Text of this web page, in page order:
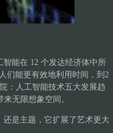
能在 12 个发达经济体中所
们能更有效地利用时间，到2
：人工智能技术五大发展趋
无限想象空间。
是主题，它扩展了艺术更大